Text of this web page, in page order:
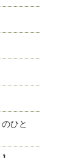
ひと